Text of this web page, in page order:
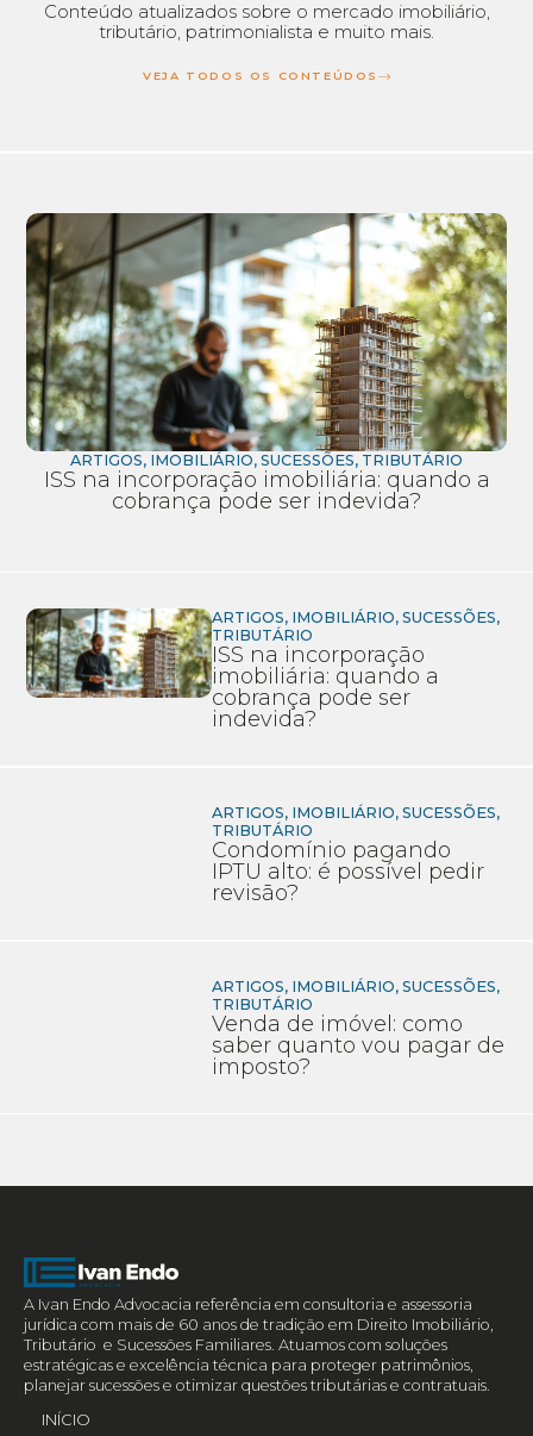
Conteúdo atualizados sobre o mercado imobiliário,
tributário, patrimonialista e muito mais.
VEJA TODOS OS CONTEÚDOS
ARTIGOS, IMOBILIÁRIO, SUCESSÕES, TRIBUTÁRIO
ISS na incorporação imobiliária: quando a
cobrança pode ser indevida?
ARTIGOS, IMOBILIÁRIO,SUCESSÕES,
TRIBUTÁRIO
ISS na incorporação
imobiliária: quando a
cobrança pode ser
indevida?
ARTIGOS, IMOBILIÁRIO,SUCESSÕES,
TRIBUTÁRIO
Condomínio pagando
IPTU alto: é possível pedir
revisão?
ARTIGOS, IMOBILIÁRIO,SUCESSÕES,
TRIBUTÁRIO
Venda de imóvel: como
saber quanto vou pagar de
imposto?
A Ivan Endo Advocacia referência em consultoria e assessoria
jurídica com mais de 60 anos de tradição em Direito Imobiliário,
Tributário e Sucessões Familiares. Atuamos com soluções
estratégicas e excelência técnica para proteger patrimônios,
planejar sucessões e otimizar questões tributárias e contratuais.
INÍCIO